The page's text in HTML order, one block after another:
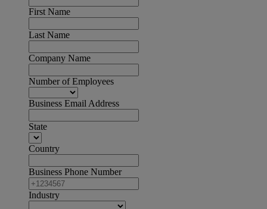
First Name
Last Name
Company Name
Number of Employees
Business Email Address
State
Country
Business Phone Number
Industry